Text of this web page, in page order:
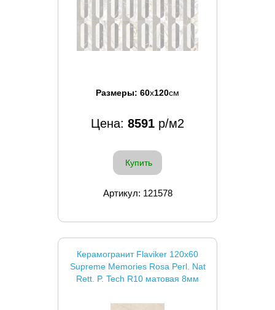
Размеры: 60x120см
Цена: 8591 р/м2
Купить
Артикул: 121578
Керамогранит Flaviker 120x60
Supreme Memories Rosa Perl. Nat
Rett. P. Tech R10 матовая 8мм